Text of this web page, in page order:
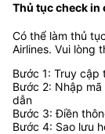
Thủ tục check in
Có thể làm thủ
Airlines. Vui lòng
Bước 1: Truy cập
Bước 2: Nhập
dẫn
Bước 3: Điền
Bước 4: Sao lưu